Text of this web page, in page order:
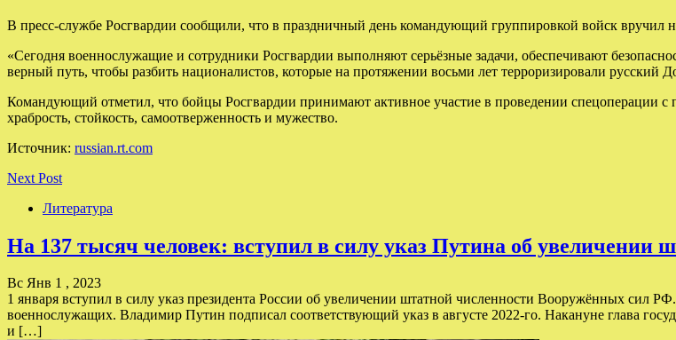
В пресс-службе Росгвардии сообщили, что в праздничный день командующий группировкой войск вручил
«Сегодня военнослужащие и сотрудники Росгвардии выполняют серьёзные задачи, обеспечивают
верный путь, чтобы разбить националистов, которые на протяжении восьми лет терроризировали русский
Командующий отметил, что бойцы Росгвардии принимают активное участие в проведении спецоперации с
храбрость, стойкость, самоотверженность и мужество.
Источник: russian.rt.com
Next Post
Литература
На 137 тысяч человек: вступил в силу указ Путина об
Вс Янв 1 , 2023
1 января вступил в силу указ президента России об увеличении штатной численности Вооружённых сил
военнослужащих. Владимир Путин подписал соответствующий указ в августе 2022-го. Накануне глава
и […]